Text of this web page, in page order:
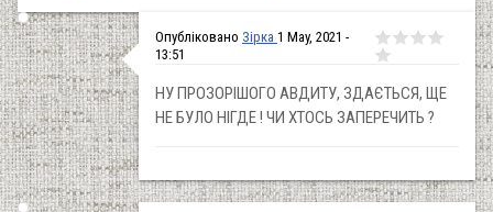
Опубліковано Зірка 1 May, 2021 -
13:51
НУ ПРОЗОРІШОГО АВДИТУ, ЗДАЄТЬСЯ, ЩЕ
НЕ БУЛО НІГДЕ ! ЧИ ХТОСЬ ЗАПЕРЕЧИТЬ ?